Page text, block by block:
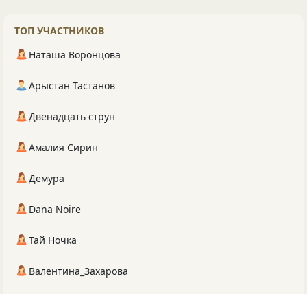
ТОП УЧАСТНИКОВ
Наташа Воронцова
Арыстан Тастанов
Двенадцать струн
Амалия Сирин
Демура
Dana Noire
Тай Ночка
Валентина_Захарова